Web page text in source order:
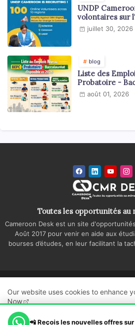
UNDP
volontaires sur
national
juillet 30, 2026
blog
Liste des
Probatoire -
en 2026
août 01, 2026
Toutes les opportunités au
Cameroon Desk est un site
Août 2017 pour venir en aide aux
bourses d’études, en leur facilitant la
Politique de confidentialité
Our website uses cookies to enhance
Now
Ok, Go it!
📲 Reçois les nouvelles offres